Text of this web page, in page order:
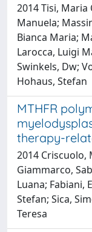
2014 Tisi, Maria
Manuela;
Bianca Maria;
Larocca, Luigi
Swinkels, Dw;
Hohaus, Stefan
MTHFR
therapy-
2014 Criscuolo,
Giammarco,
Luana; Fabiani,
Stefan; Sica,
Teresa